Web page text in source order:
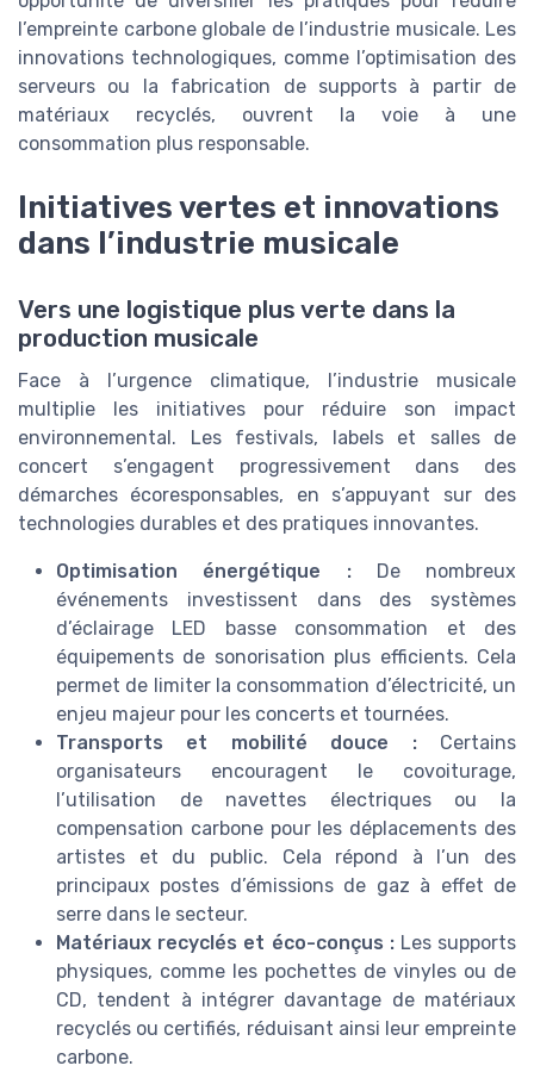
l’empreinte carbone globale de l’industrie musicale. Les
innovations technologiques, comme l’optimisation des
serveurs ou la fabrication de supports à partir de
matériaux recyclés, ouvrent la voie à une
consommation plus responsable.
Initiatives vertes et innovations
dans l’industrie musicale
Vers une logistique plus verte dans la
production musicale
Face à l’urgence climatique, l’industrie musicale
multiplie les initiatives pour réduire son impact
environnemental. Les festivals, labels et salles de
concert s’engagent progressivement dans des
démarches écoresponsables, en s’appuyant sur des
technologies durables et des pratiques innovantes.
Optimisation énergétique :De nombreux
événements investissent dans des systèmes
d’éclairage LED basse consommation et des
équipements de sonorisation plus efficients. Cela
permet de limiter la consommation d’électricité, un
enjeu majeur pour les concerts et tournées.
Transports et mobilité douce :Certains
organisateurs encouragent le covoiturage,
l’utilisation de navettes électriques ou la
compensation carbone pour les déplacements des
artistes et du public. Cela répond à l’un des
principaux postes d’émissions de gaz à effet de
serre dans le secteur.
Matériaux recyclés et éco-conçus :Les supports
physiques, comme les pochettes de vinyles ou de
CD, tendent à intégrer davantage de matériaux
recyclés ou certifiés, réduisant ainsi leur empreinte
carbone.